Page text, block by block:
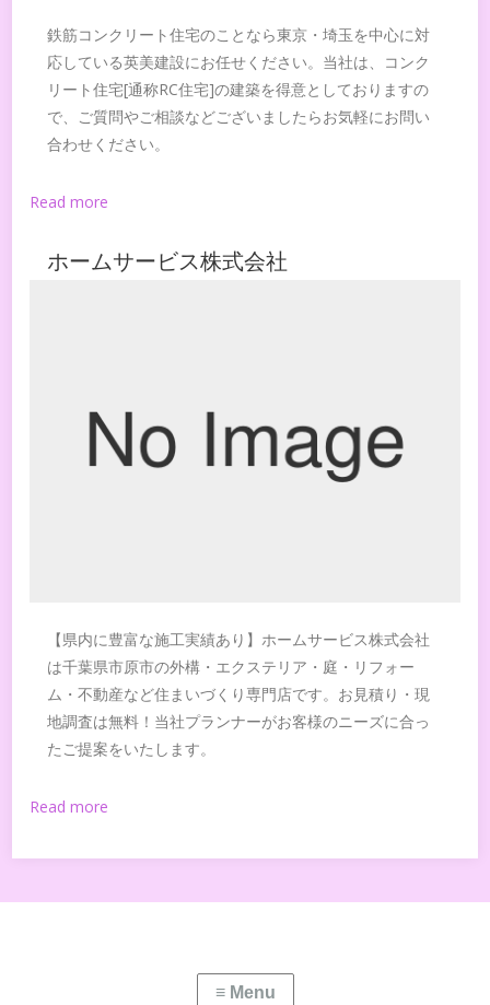
鉄筋コンクリート住宅のことなら東京・埼玉を中心に対
応している英美建設にお任せください。当社は、コンク
リート住宅[通称RC住宅]の建築を得意としておりますの
で、ご質問やご相談などございましたらお気軽にお問い
合わせください。
Read more
ホームサービス株式会社
【県内に豊富な施工実績あり】ホームサービス株式会社
は千葉県市原市の外構・エクステリア・庭・リフォー
ム・不動産など住まいづくり専門店です。お見積り・現
地調査は無料！当社プランナーがお客様のニーズに合っ
たご提案をいたします。
Read more